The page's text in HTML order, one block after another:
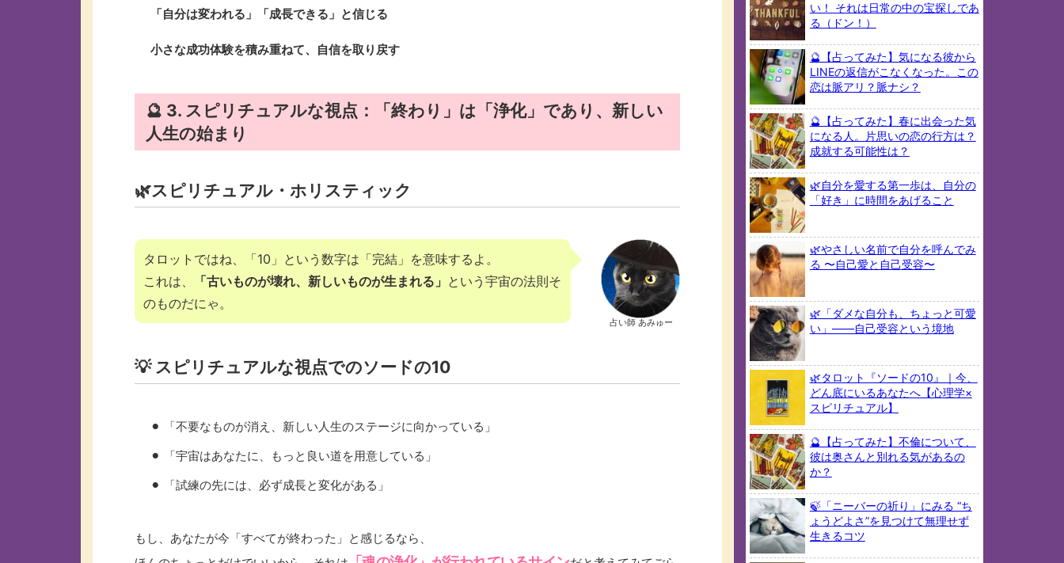
「自分は変われる」「成長できる」と信じる
小さな成功体験を積み重ねて、自信を取り戻す
🔮 3. スピリチュアルな視点：「終わり」は「浄化」であり、新しい
人生の始まり
🌿スピリチュアル・ホリスティック
占い師 あみゅー
タロットではね、「10」という数字は「完結」を意味するよ。
これは、
「古いものが壊れ、新しいものが生まれる」 という宇宙の法則そ
のものだにゃ。
💡 スピリチュアルな視点でのソードの10
⚫︎ 「不要なものが消え、新しい人生のステージに向かっている」
⚫︎ 「宇宙はあなたに、もっと良い道を用意している」
⚫︎ 「試練の先には、必ず成長と変化がある」
もし、あなたが今「すべてが終わった」と感じるなら、
い！ それは日常の中の宝探しであ
る（ドン！）
🔮【占ってみた】気になる彼から
LINEの返信がこなくなった。この
恋は脈アリ？脈ナシ？
🔮【占ってみた】春に出会った気
になる人。片思いの恋の行方は？
成就する可能性は？
🌿自分を愛する第一歩は、自分の
「好き」に時間をあげること
🌿やさしい名前で自分を呼んでみ
る 〜自己愛と自己受容〜
🌿「ダメな自分も、ちょっと可愛
い」――自己受容という境地
🌿タロット『ソードの10』｜今、
どん底にいるあなたへ【心理学×
スピリチュアル】
🔮【占ってみた】不倫について、
彼は奥さんと別れる気があるの
か？
🍃「ニーバーの祈り」にみる “ち
ょうどよさ”を見つけて無理せず
生きるコツ